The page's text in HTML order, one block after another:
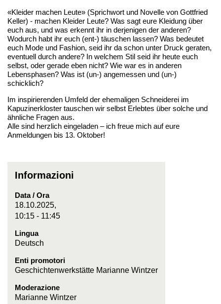
«Kleider machen Leute» (Sprichwort und Novelle von Gottfried
Keller) - machen Kleider Leute? Was sagt eure Kleidung über
euch aus, und was erkennt ihr in derjenigen der anderen?
Wodurch habt ihr euch (ent-) täuschen lassen? Was bedeutet
euch Mode und Fashion, seid ihr da schon unter Druck geraten,
eventuell durch andere? In welchem Stil seid ihr heute euch
selbst, oder gerade eben nicht? Wie war es in anderen
Lebensphasen? Was ist (un-) angemessen und (un-)
schicklich?
Im inspirierenden Umfeld der ehemaligen Schneiderei im
Kapuzinerkloster tauschen wir selbst Erlebtes über solche und
ähnliche Fragen aus.
Alle sind herzlich eingeladen – ich freue mich auf eure
Anmeldungen bis 13. Oktober!
Informazioni
Data / Ora
18.10.2025,
10:15 - 11:45
Lingua
Deutsch
Enti promotori
Geschichtenwerkstätte Marianne Wintzer
Moderazione
Marianne Wintzer